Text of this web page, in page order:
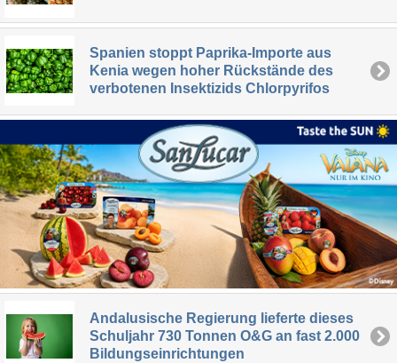
Spanien stoppt Paprika-Importe aus
Kenia wegen hoher Rückstände des
verbotenen Insektizids Chlorpyrifos
Andalusische Regierung lieferte dieses
Schuljahr 730 Tonnen O&G an fast 2.000
Bildungseinrichtungen